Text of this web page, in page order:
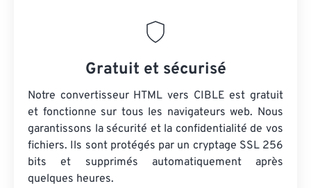
Gratuit et sécurisé
Notre convertisseur HTML vers CIBLE est gratuit
et fonctionne sur tous les navigateurs web. Nous
garantissons la sécurité et la confidentialité de vos
fichiers. Ils sont protégés par un cryptage SSL 256
bits et supprimés automatiquement après
quelques heures.